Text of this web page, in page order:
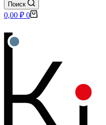
Поиск
Корзина
0,00 ₽ 0